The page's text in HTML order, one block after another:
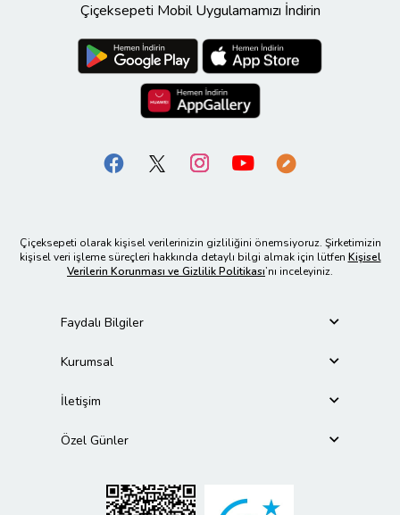
Çiçeksepeti Mobil Uygulamamızı İndirin
Çiçeksepeti olarak kişisel verilerinizin gizliliğini önemsiyoruz. Şirketimizin
kişisel veri işleme süreçleri hakkında detaylı bilgi almak için lütfen Kişisel
Verilerin Korunması ve Gizlilik Politikası’nı inceleyiniz.
Faydalı Bilgiler
Kurumsal
İletişim
Özel Günler